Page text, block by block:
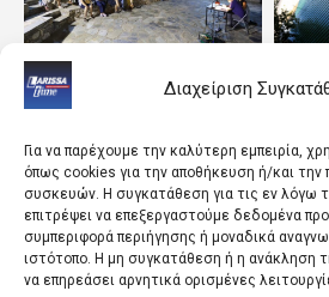
Διαχείριση
Για να παρέχουμε την καλύτερη εμπειρία,
όπως cookies για την αποθήκευση ή/και
συσκευών. Η συγκατάθεση για τις εν λόγω
επιτρέψει να επεξεργαστούμε δεδομένα
συμπεριφορά περιήγησης ή μοναδικά
ιστότοπο. Η μη συγκατάθεση ή η ανάκληση
να επηρεάσει αρνητικά ορισμένες
ΘΕΣΣΑΛΙΑ
Με τη στήριξη της
πολιτιστικές δράσεις
θέσης